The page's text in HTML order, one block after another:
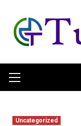
content
Menu
Uncategorized